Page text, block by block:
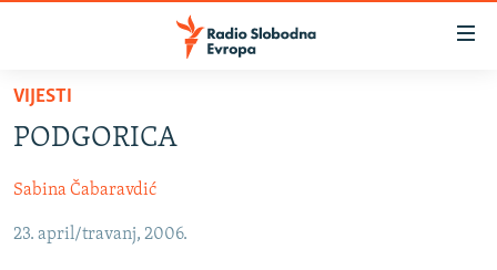
Pređite
glavni
Pređite
na
SRBIJA
KOSOVO
VIJESTI
PODGORICA
Sabina Čabaravdić
23. april/travanj, 2006.